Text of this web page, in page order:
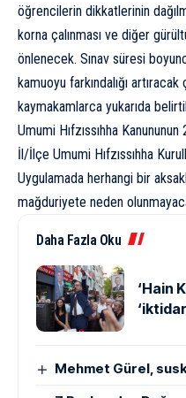
öğrencilerin dikkatlerinin
korna çalınması ve diğer
önlenecek. Sınav süresi
kamuoyu farkındalığı
kaymakamlarca yukarıda
Umumi Hıfzıssıhha
İl/İlçe Umumi Hıfzıssıhha
Uygulamada herhangi bir
mağduriyete neden
Daha Fazla Oku
‘Hain
Mehmet Gürel,